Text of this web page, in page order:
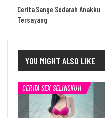
Cerita Sange Sedarah Anakku
Tersayang
YOU MIGHT ALSO LIKE
CERITA SEX SELINGKUH